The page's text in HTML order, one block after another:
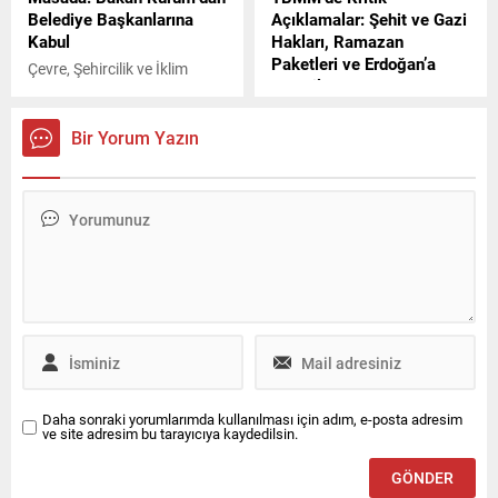
Belediye Başkanlarına
Kabul
Çevre, Şehircilik ve İklim
Büyükşehir Belediye Başkanı
Burcu Köksal ile Dinar
Belediye Başkanı Veysel
Açıklamalar: Şehit ve Gazi
Hakları, Ramazan
Paketleri ve Erdoğan’a
Mesajlar
gelişi durduramayacaksın
Bir Yorum Yazın
Daha sonraki yorumlarımda kullanılması için adım, e-posta adresim
ve site adresim bu tarayıcıya kaydedilsin.